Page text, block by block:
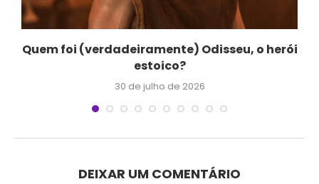
Quem foi (verdadeiramente) Odisseu, o herói
estoico?
30 de julho de 2026
DEIXAR UM COMENTÁRIO